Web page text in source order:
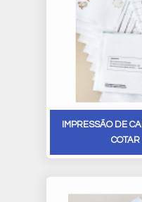
IMPRESSÃO DE